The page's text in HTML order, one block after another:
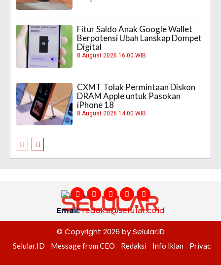
Fitur Saldo Anak Google Wallet
Berpotensi Ubah Lanskap Dompet
Digital
8 August 2026 16:00 WIB
CXMT Tolak Permintaan Diskon
DRAM Apple untuk Pasokan
iPhone 18
8 August 2026 14:00 WIB
Email:redaksi@selular.co.id
© Copyright 2026 by Selular.ID
Selular.ID Message from CEO Redaksi Info Iklan Privacy